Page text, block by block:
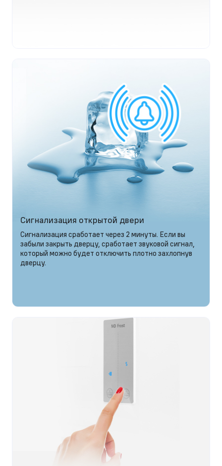
Сигнализация открытой двери
Сигнализация сработает через 2 минуты. Если вы
забыли закрыть дверцу, сработает звуковой сигнал,
который можно будет отключить плотно захлопнув
дверцу.